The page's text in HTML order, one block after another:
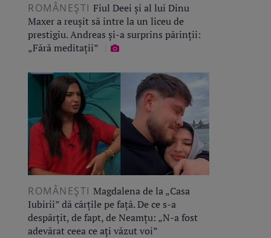
ROMÂNEŞTI Fiul Deei și al lui Dinu
Maxer a reușit să intre la un liceu de
prestigiu. Andreas și-a surprins părinții:
„Fără meditații”
ROMÂNEŞTI Magdalena de la „Casa
Iubirii” dă cărțile pe față. De ce s-a
despărțit, de fapt, de Neamțu: „N-a fost
adevărat ceea ce ați văzut voi”